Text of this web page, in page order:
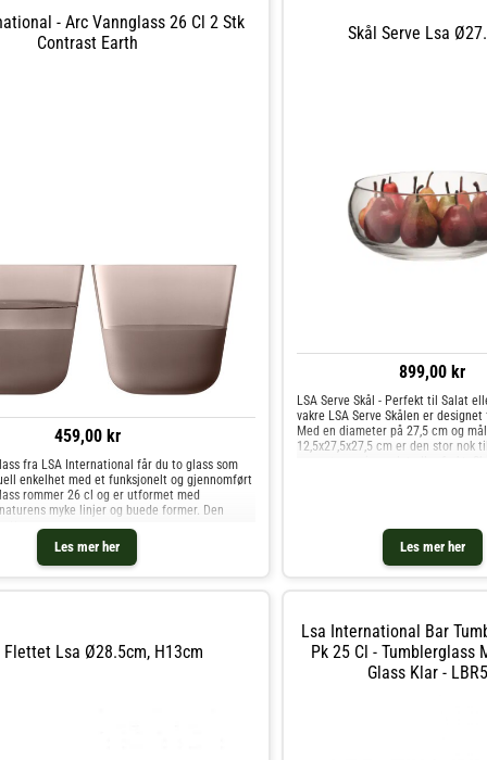
- Arc Vannglass 26 Cl 2 Stk
Contrast Earth
459,00 kr
Les mer her
fra LSA International får du to glass som
enkelhet med et funksjonelt og gjennomført
rommer 26 cl og er utformet med
myke linjer og buede former. Den
Skål Serve Lsa
899,00 kr
Les mer her
LSA Serve Skål - Perfekt til Salat
vakre LSA Serve Skålen er
Med en diameter på 27,5 cm og
12,5x27,5x27,5 cm er den stor nok
gjør det enkelt å servere og blande
dine, og de buede veggene gir en
presentasjon av rettene
Flettet Lsa Ø28.5cm, H13cm
Lsa International Bar
Pk 25 Cl - Tumblerglass
Glass Klar -